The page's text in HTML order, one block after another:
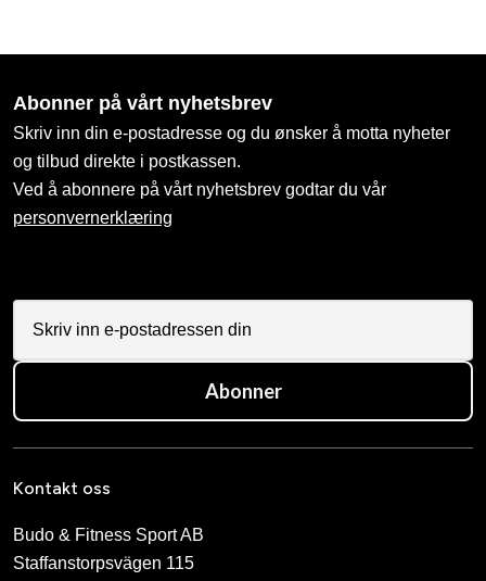
Abonner på vårt nyhetsbrev
Skriv inn din e-postadresse og du ønsker å motta nyheter
og tilbud direkte i postkassen.
Ved å abonnere på vårt nyhetsbrev godtar du vår
personvernerklæring
Abonner
Kontakt oss
Budo & Fitness Sport AB
Staffanstorpsvägen 115